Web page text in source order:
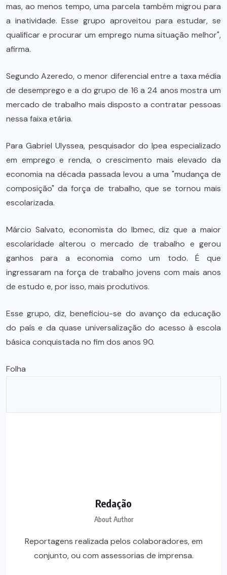
mas, ao menos tempo, uma parcela também migrou para
a inatividade. Esse grupo aproveitou para estudar, se
qualificar e procurar um emprego numa situação melhor",
afirma.
Segundo Azeredo, o menor diferencial entre a taxa média
de desemprego e a do grupo de 16 a 24 anos mostra um
mercado de trabalho mais disposto a contratar pessoas
nessa faixa etária.
Para Gabriel Ulyssea, pesquisador do Ipea especializado
em emprego e renda, o crescimento mais elevado da
economia na década passada levou a uma "mudança de
composição" da força de trabalho, que se tornou mais
escolarizada.
Márcio Salvato, economista do Ibmec, diz que a maior
escolaridade alterou o mercado de trabalho e gerou
ganhos para a economia como um todo. É que
ingressaram na força de trabalho jovens com mais anos
de estudo e, por isso, mais produtivos.
Esse grupo, diz, beneficiou-se do avanço da educação
do país e da quase universalização do acesso à escola
básica conquistada no fim dos anos 90.
Folha
Redação
About Author
Reportagens realizada pelos colaboradores, em
conjunto, ou com assessorias de imprensa.